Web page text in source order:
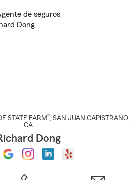
STATE FARM®, SAN JUAN CAPISTRANO,
CA
Dong